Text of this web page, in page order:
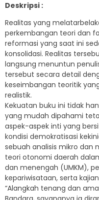
Deskripsi :
Realitas yang
perkembangan teori dan
reformasi yang saat ini
konsolidasi. Realitas
langsung menuntun
tersebut secara detail
keseimbangan teoritik
realistik.
Kekuatan buku ini tidak
yang mudah dipahami
aspek-aspek inti yang
kondisi demokratisasi
sebuah analisis mikro
teori otonomi daerah
dan menengah (UMKM),
kepariwisataan, serta
“Alangkah tenang dan